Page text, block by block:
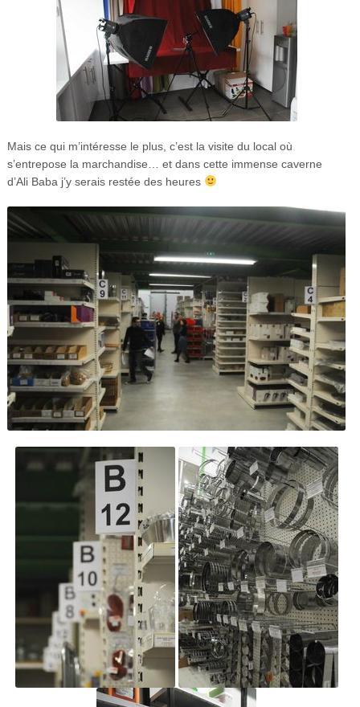
Mais ce qui m’intéresse le plus, c’est la visite du local où
s’entrepose la marchandise… et dans cette immense caverne
d’Ali Baba j’y serais restée des heures